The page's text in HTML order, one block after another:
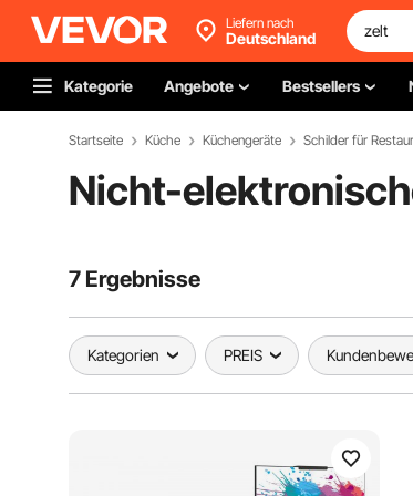
Liefern nach
Deutschland
Kategorie Angebote Bestsellers
Startseite Küche Küchengeräte Schilder für
Nicht-
7 Ergebnisse
Kategorien PREIS